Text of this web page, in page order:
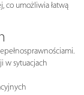
co umożliwia łatwą
w sytuacjach